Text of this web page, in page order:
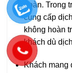
đoàn. Trong
cung cấp
không hoàn
khách dù
Khách mang